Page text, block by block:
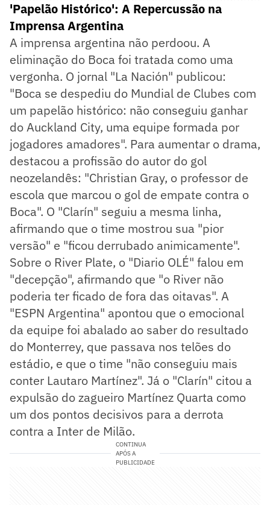
'Papelão Histórico': A Repercussão na
Imprensa Argentina
A imprensa argentina não perdoou. A
eliminação do Boca foi tratada como uma
vergonha. O jornal "La Nación" publicou:
"Boca se despediu do Mundial de Clubes com
um papelão histórico: não conseguiu ganhar
do Auckland City, uma equipe formada por
jogadores amadores". Para aumentar o drama,
destacou a profissão do autor do gol
neozelandês: "Christian Gray, o professor de
escola que marcou o gol de empate contra o
Boca". O "Clarín" seguiu a mesma linha,
afirmando que o time mostrou sua "pior
versão" e "ficou derrubado animicamente".
Sobre o River Plate, o "Diario OLÉ" falou em
"decepção", afirmando que "o River não
poderia ter ficado de fora das oitavas". A
"ESPN Argentina" apontou que o emocional
da equipe foi abalado ao saber do resultado
do Monterrey, que passava nos telões do
estádio, e que o time "não conseguiu mais
conter Lautaro Martínez". Já o "Clarín" citou a
expulsão do zagueiro Martínez Quarta como
um dos pontos decisivos para a derrota
contra a Inter de Milão.
CONTINUA
APÓS A
PUBLICIDADE